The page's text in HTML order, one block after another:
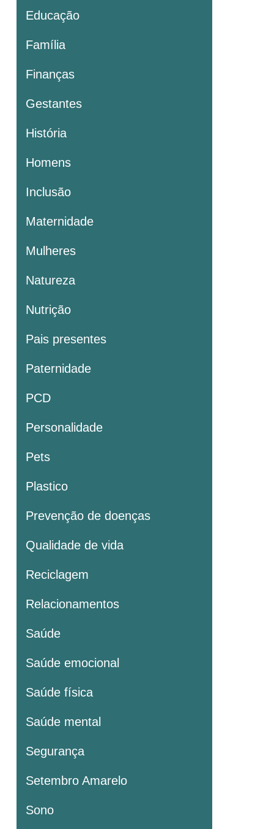
Educação
Família
Finanças
Gestantes
História
Homens
Inclusão
Maternidade
Mulheres
Natureza
Nutrição
Pais presentes
Paternidade
PCD
Personalidade
Pets
Plastico
Prevenção de doenças
Qualidade de vida
Reciclagem
Relacionamentos
Saúde
Saúde emocional
Saúde física
Saúde mental
Segurança
Setembro Amarelo
Sono